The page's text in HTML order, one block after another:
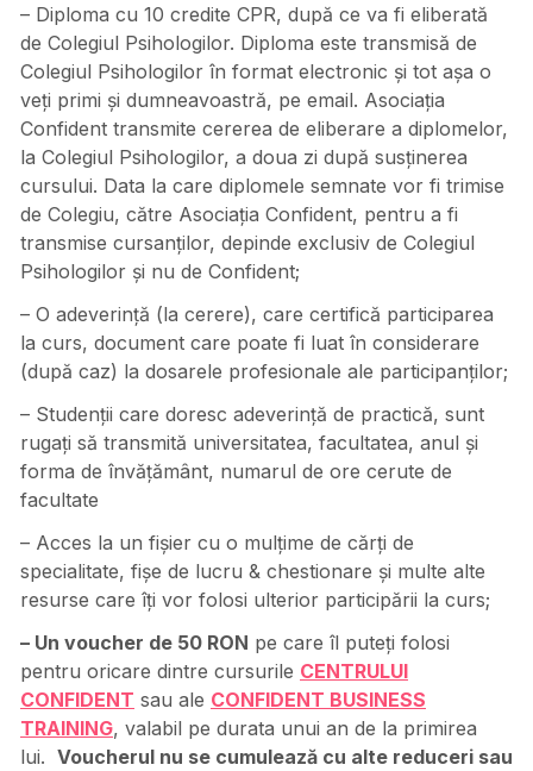
– Diploma cu 10 credite CPR, după ce va fi eliberată
de Colegiul Psihologilor. Diploma este transmisă de
Colegiul Psihologilor în format electronic și tot așa o
veți primi și dumneavoastră, pe email. Asociația
Confident transmite cererea de eliberare a diplomelor,
la Colegiul Psihologilor, a doua zi după susținerea
cursului. Data la care diplomele semnate vor fi trimise
de Colegiu, către Asociația Confident, pentru a fi
transmise cursanților, depinde exclusiv de Colegiul
Psihologilor și nu de Confident;
– O adeverință (la cerere), care certifică participarea
la curs, document care poate fi luat în considerare
(după caz) la dosarele profesionale ale participanţilor;
– Studenții care doresc adeverință de practică, sunt
rugați să transmită universitatea, facultatea, anul și
forma de învățământ, numarul de ore cerute de
facultate
– Acces la un fișier cu o mulțime de cărți de
specialitate, fișe de lucru & chestionare și multe alte
resurse care îți vor folosi ulterior participării la curs;
– Un voucher de 50 RON pe care îl puteți folosi
pentru oricare dintre cursurile CENTRULUI
CONFIDENT sau ale CONFIDENT BUSINESS
TRAINING, valabil pe durata unui an de la primirea
lui. Voucherul nu se cumulează cu alte reduceri sau